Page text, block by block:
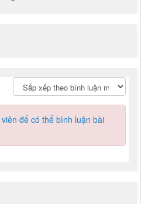
để có thể bình luận bài